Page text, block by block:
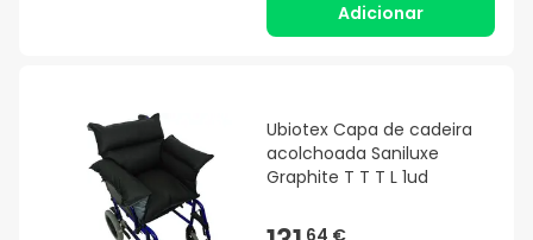
Adicionar
Ubiotex Capa de cadeira
acolchoada Saniluxe
Graphite T T T L 1ud